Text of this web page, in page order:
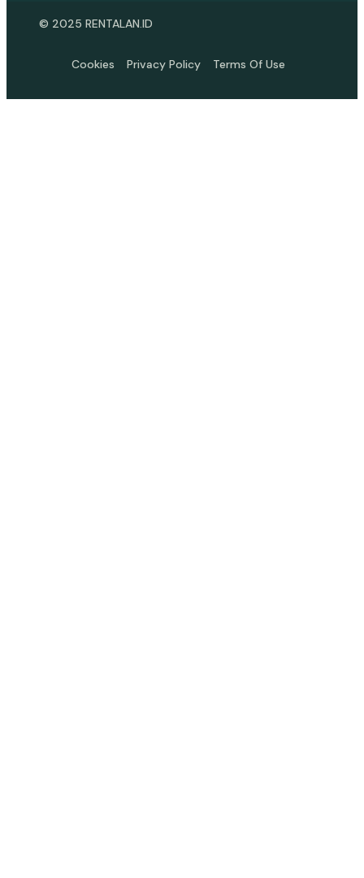
© 2025 RENTALAN.ID
Cookies Privacy Policy Terms Of Use